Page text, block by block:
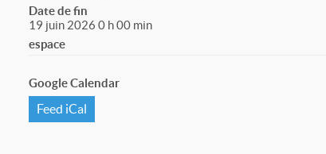
Date de fin
19 juin 2026 0 h 00 min
espace
Google Calendar
Feed iCal